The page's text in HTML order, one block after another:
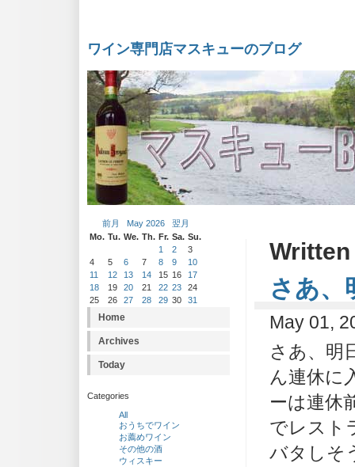
ワイン専門店マスキューのブログ
前月 May 2026
翌月
Mo. Tu. We. Th. Fr. Sa. Su.
1
2
3
4
5 6 7 8 9
10
11
12 13 14 15 16
17
18
19 20 21 22 23
24
25
26 27 28 29 30 31
Home
Archives
Today
Categories
All
おうちでワイン
お薦めワイン
その他の酒
ウィスキー
Written
さあ、
May 01,
さあ、明
ん連休に
ーは連休
でレスト
バタしそ